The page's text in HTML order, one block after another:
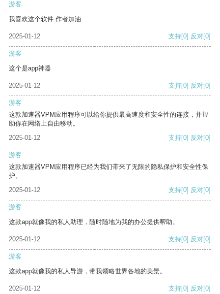
游客
我喜欢这个软件 作者加油
2025-01-12 支持[0] 反对[0]
游客
这个是app神器
2025-01-12 支持[0] 反对[0]
游客
这款加速器VPM应用程序可以给你提供最高速度和安全性的连接，并帮
助你在网络上自由移动。
2025-01-12
支持[0] 反对[0]
游客
这款加速器VPM应用程序已经为我们带来了无限的隐私保护和安全性保
护。
2025-01-12
支持[0] 反对[0]
游客
这款app就像我的私人助理，随时随地为我的办公提供帮助。
2025-01-12 支持[0] 反对[0]
游客
这款app就像我的私人导游，带我领略世界各地的美景。
2025-01-12 支持[0] 反对[0]